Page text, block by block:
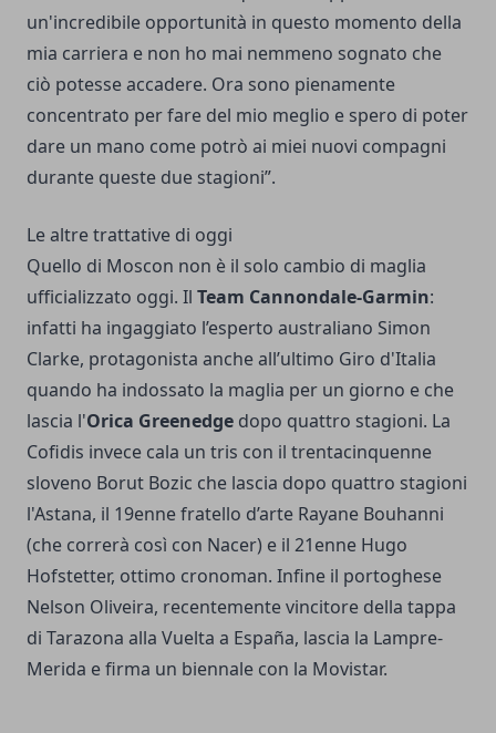
un'incredibile opportunità in questo momento della
mia carriera e non ho mai nemmeno sognato che
ciò potesse accadere. Ora sono pienamente
concentrato per fare del mio meglio e spero di poter
dare un mano come potrò ai miei nuovi compagni
durante queste due stagioni”.
Le altre trattative di oggi
Quello di Moscon non è il solo cambio di maglia
ufficializzato oggi. Il Team Cannondale-Garmin:
infatti ha ingaggiato l’esperto australiano Simon
Clarke, protagonista anche all’ultimo Giro d'Italia
quando ha indossato la maglia per un giorno e che
lascia l'Orica Greenedge dopo quattro stagioni. La
Cofidis invece cala un tris con il trentacinquenne
sloveno Borut Bozic che lascia dopo quattro stagioni
l'Astana, il 19enne fratello d’arte Rayane Bouhanni
(che correrà così con Nacer) e il 21enne Hugo
Hofstetter, ottimo cronoman. Infine il portoghese
Nelson Oliveira, recentemente vincitore della tappa
di Tarazona alla Vuelta a España, lascia la Lampre-
Merida e firma un biennale con la Movistar.